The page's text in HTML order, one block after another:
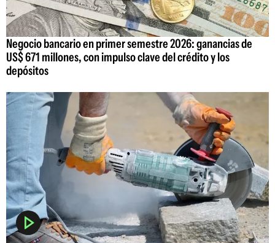
Negocio bancario en primer semestre 2026: ganancias de
US$ 671 millones, con impulso clave del crédito y los
depósitos